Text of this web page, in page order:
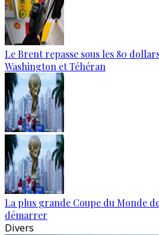
Le Brent repasse sous les 80
Washington et Téhéran
La plus grande Coupe du Monde
démarrer
Divers